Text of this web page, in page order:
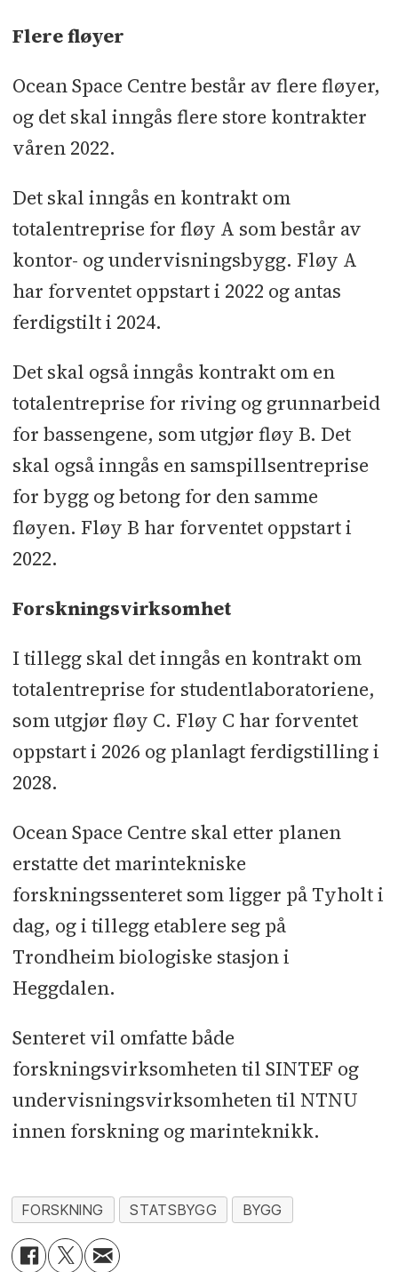
Flere fløyer
Ocean Space Centre består av flere fløyer,
og det skal inngås flere store kontrakter
våren 2022.
Det skal inngås en kontrakt om
totalentreprise for fløy A som består av
kontor- og undervisningsbygg. Fløy A
har forventet oppstart i 2022 og antas
ferdigstilt i 2024.
Det skal også inngås kontrakt om en
totalentreprise for riving og grunnarbeid
for bassengene, som utgjør fløy B. Det
skal også inngås en samspillsentreprise
for bygg og betong for den samme
fløyen. Fløy B har forventet oppstart i
2022.
Forskningsvirksomhet
I tillegg skal det inngås en kontrakt om
totalentreprise for studentlaboratoriene,
som utgjør fløy C. Fløy C har forventet
oppstart i 2026 og planlagt ferdigstilling i
2028.
Ocean Space Centre skal etter planen
erstatte det marintekniske
forskningssenteret som ligger på Tyholt i
dag, og i tillegg etablere seg på
Trondheim biologiske stasjon i
Heggdalen.
Senteret vil omfatte både
forskningsvirksomheten til SINTEF og
undervisningsvirksomheten til NTNU
innen forskning og marinteknikk.
FORSKNING STATSBYGG BYGG